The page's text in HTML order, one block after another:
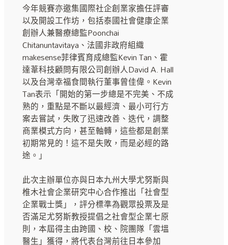
今年競賽亦邀集國際社企創業家擔任評審
以及開設工作坊，包括泰國社會健康企業
創辦人兼醫療總監Poonchai
Chitanuntavitaya、法國非政府組織
makesense菲律賓育成總監Kevin Tan、霍
達葦科技顧問有限公司創辦人David A. Hall
以及台灣幸福食間執行董事曾佳偉。Kevin
Tan表示「開始的第一步總是不完美、不成
熟的，重點是不斷以最經濟、最小可行方
案去嘗試，失敗了迅速改善、迭代，調整
商業模式方向，甚至軸轉，這些都是創業
初期常見的！這不是失敗，而是必經的路
途。」
此次主辦單位亦與日本九州大學尤努斯與
椎木社會企業研究中心合作推出「社會型
企業戰士獎」，評分標準為觀眾投票及是
否滿足尤努斯教授提倡之社會型企業七原
則，本屆得主由跨國、校、院團隊「雲塭
醫生」獲得，將代表台灣前往日本參加